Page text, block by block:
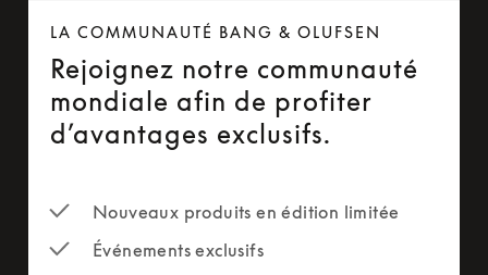
LA COMMUNAUTÉ BANG & OLUFSEN
Rejoignez notre communauté
mondiale afin de profiter
d’avantages exclusifs.
Nouveaux produits en édition limitée
Événements exclusifs